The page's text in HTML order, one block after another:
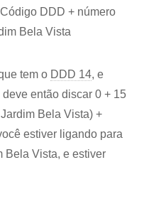
DDD + número
Bela Vista
tem o DDD 14, e
então discar 0 + 15
Bela Vista) +
estiver ligando para
Bela Vista, e estiver